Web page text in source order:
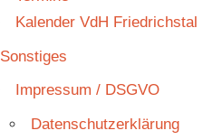
Kalender VdH Friedrichstal
Sonstiges
Impressum / DSGVO
Datenschutzerklärung